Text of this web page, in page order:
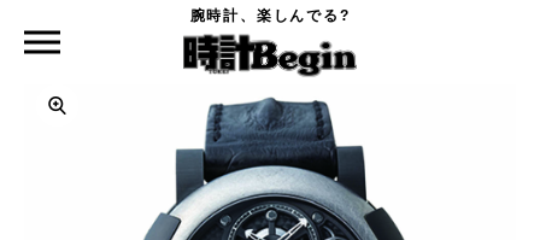
腕時計、楽しんでる?
ROMAIN JEROME スチームパンク トゥールビヨン ガンメタル